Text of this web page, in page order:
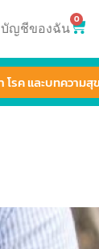
บัญชีของฉัน 0
โรค และบทความ